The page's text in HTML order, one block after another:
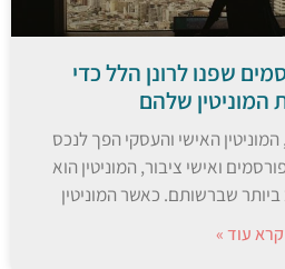
שפנו לרונן הלל כדי
המוניטין שלהם
המוניטין האישי והעסקי הפך לנכס
ואישי ציבור, המוניטין הוא
שברשותם. כאשר המוניטין
קרא עוד »